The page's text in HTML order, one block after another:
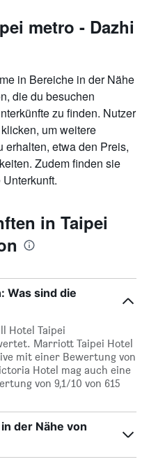
metro - Dazhi
in Bereiche in der Nähe
die du besuchen
zu finden. Nutzer
um weitere
erhalten, etwa den Preis,
Zudem finden sie
in Taipei
Was sind die
Hotel Taipei
Marriott Taipei Hotel
mit einer Bewertung von
Hotel mag auch eine
von 9,1/10 von 615
der Nähe von